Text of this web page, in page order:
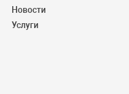
Новости
Услуги